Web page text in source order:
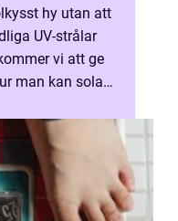
hy utan att
UV-strålar
vi att ge
man kan sola